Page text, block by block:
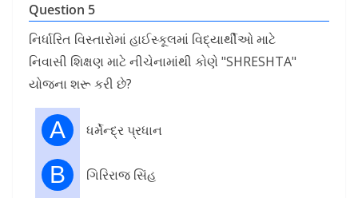
Question 5
નિર્ધારિત વિસ્તારોમાં હાઈસ્કૂલમાં વિદ્યાર્થીઓ માટે
નિવાસી શિક્ષણ માટે નીચેનામાંથી કોણે "SHRESHTA"
યોજના શરૂ કરી છે?
A ધર્મેન્દ્ર પ્રધાન
B ગિરિરાજ સિંહ